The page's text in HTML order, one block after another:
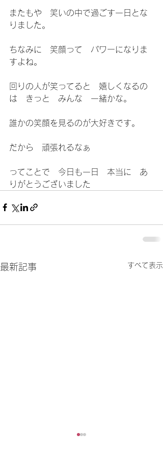
またもや　笑いの中で過ごす一日とな
りました。
ちなみに　笑顔って　パワーになりま
すよね。
回りの人が笑ってると　嬉しくなるの
は　きっと　みんな　一緒かな。
誰かの笑顔を見るのが大好きです。
だから　頑張れるなぁ
ってことで　今日も一日　本当に　あ
りがとうございました
最新記事 すべて表示